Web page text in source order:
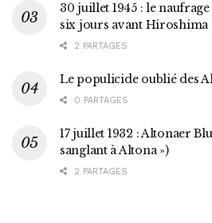
30 juillet 1945 : le
six jours avant Hiroshima
2 PARTAGES
Le populicide oublié des
0 PARTAGES
17 juillet 1932 : Altonaer
sanglant à Altona »)
2 PARTAGES